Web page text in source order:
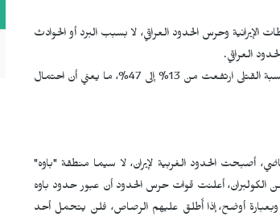
وحرس الحدود العراقي، لا بسبب البرد أو الحوادث
العراقي.
ورغم انخفاض عدد الضحايا بنسبة 89% مقارنة بالنصف الأول من 2024، فإن نسبة القتلى ارتفعت من 13% إلى 47%، ما يعني أن احتمال
أصبحت الحدود الغربية لإيران، لا سيما منطقة "باوه"
من الكولبران، أعلنت قوات حرس الحدود أن عبور حدود باوه
أوضح، إذا أُطلق عليهم الرصاص، فلن يتحمل أحد